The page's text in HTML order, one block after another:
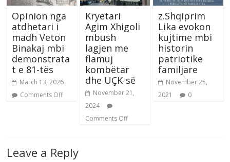
Opinion nga
atdhetari i
madh Veton
Binakaj mbi
demonstrata
t e 81-tës
March 13, 2026
Comments Off
Kryetari
Agim Xhigoli
mbush
lagjen me
flamuj
kombëtar
dhe UÇK-së
November 21,
2024
Comments Off
z.Shqiprim
Lika evokon
kujtime mbi
historin
patriotike
familjare
November 25,
2021
0
Leave a Reply